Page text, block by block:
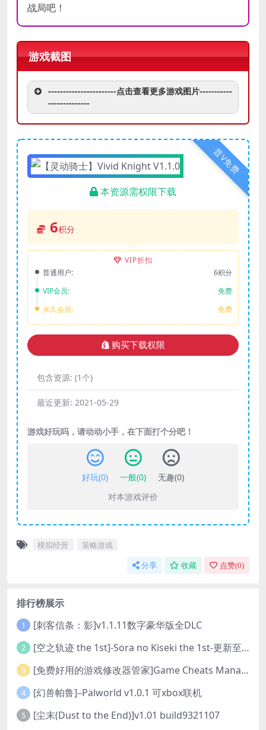
战局吧！
游戏截图
-----------------------点击查看更多游戏图片-----------
--------------
普V免费
本资源需权限下载
6积分
VIP折扣
普通用户:
6积分
VIP会员:
免费
永久会员:
免费
购买下载权限
包含资源: (1个)
最近更新: 2021-05-29
游戏好玩吗，请动动小手，在下面打个分吧！
好玩(0) 一般(0) 无趣(0)
对本游戏评价
模拟经营 策略游戏
分享 收藏 点赞(0)
排行榜展示
1 [刺客信条：影]v1.1.11数字豪华版全DLC
2 [空之轨迹 the 1st]-Sora no Kiseki the 1st-更新至v1.06.4-全DLC
3 [免费好用的游戏修改器管家]Game Cheats Manager
4 [幻兽帕鲁]–Palworld v1.0.1 可xbox联机
5 [尘末(Dust to the End)]v1.01 build9321107